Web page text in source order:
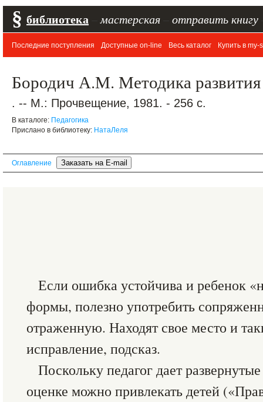
§ библиотека мастерская отправить книгу
Последние поступления Доступные on-line Весь каталог Купить в my-
Бородич А.М. Методика развития
. -- М.: Прочвещение, 1981. - 256 с.
В каталоге: Педагогика
Прислано в библиотеку: НатаЛеля
Оглавление
Если ошибка устойчива и ребенок
формы, полезно употребить
отраженную. Находят свое место и
исправление, подсказ.
Поскольку педагог дает
оценке можно привлекать детей